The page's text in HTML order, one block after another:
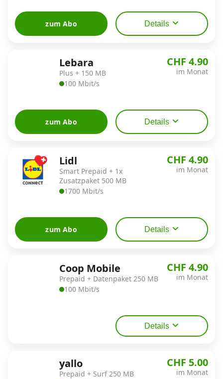
zum Abo Details
Lebara
Plus + 150 MB
100 Mbit/s
CHF 4.90
im Monat
zum Abo Details
Lidl
Smart Prepaid + 1x
Zusatzpaket 500 MB
1700 Mbit/s
CHF 4.90
im Monat
zum Abo Details
Coop Mobile
Prepaid + Datenpaket 250 MB
100 Mbit/s
CHF 4.90
im Monat
Details
yallo
Prepaid + Surf 250 MB
CHF 5.00
im Monat